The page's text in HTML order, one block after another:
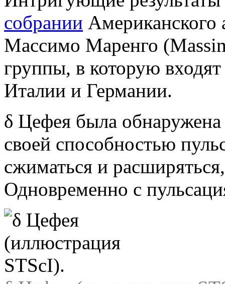
собрании Американского
Массимо Маренго
группы, в которую
Италии и Германии.
δ Цефея была обнаружена
своей способностью
сжиматься и
Одновременно с